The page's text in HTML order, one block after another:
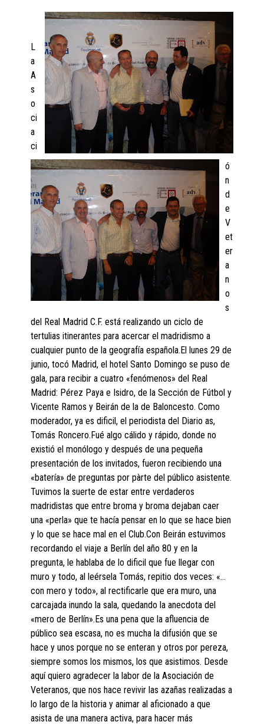
L
a
A
s
o
ci
a
ci
ó
n
d
e
V
et
er
a
n
o
s
del Real Madrid C.F. está realizando un ciclo de
tertulias itinerantes para acercar el madridismo a
cualquier punto de la geografía española.El lunes 29 de
junio, tocó Madrid, el hotel Santo Domingo se puso de
gala, para recibir a cuatro «fenómenos» del Real
Madrid: Pérez Paya e Isidro, de la Sección de Fútbol y
Vicente Ramos y Beirán de la de Baloncesto. Como
moderador, ya es dificil, el periodista del Diario as,
Tomás Roncero.Fué algo cálido y rápido, donde no
existió el monólogo y después de una pequeña
presentación de los invitados, fueron recibiendo una
«batería» de preguntas por pàrte del público asistente.
Tuvimos la suerte de estar entre verdaderos
madridistas que entre broma y broma dejaban caer
una «perla» que te hacía pensar en lo que se hace bien
y lo que se hace mal en el Club.Con Beirán estuvimos
recordando el viaje a Berlín del año 80 y en la
pregunta, le hablaba de lo dificil que fue llegar con
muro y todo, al leérsela Tomás, repitio dos veces: «…
con mero y todo», al rectificarle que era muro, una
carcajada inundo la sala, quedando la anecdota del
«mero de Berlín».Es una pena que la afluencia de
público sea escasa, no es mucha la difusión que se
hace y unos porque no se enteran y otros por pereza,
siempre somos los mismos, los que asistimos. Desde
aquí quiero agradecer la labor de la Asociación de
Veteranos, que nos hace revivir las azañas realizadas a
lo largo de la historia y animar al aficionado a que
asista de una manera activa, para hacer más